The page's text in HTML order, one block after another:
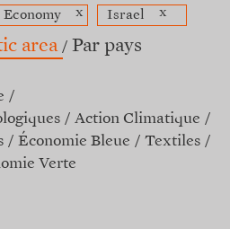
Economy x Israel x
area Par pays
Action Climatique
Économie Bleue
Textiles
Verte